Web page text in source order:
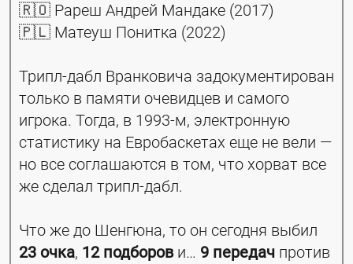
🇷🇴 Рареш Андрей Мандаке (2017)
🇵🇱 Матеуш Понитка (2022)
Трипл-дабл Вранковича задокументирован
только в памяти очевидцев и самого
игрока. Тогда, в 1993-м, электронную
статистику на Евробаскетах еще не вели —
но все соглашаются в том, что хорват все
же сделал трипл-дабл.
23 очка, 12 подборов и… 9 передач против